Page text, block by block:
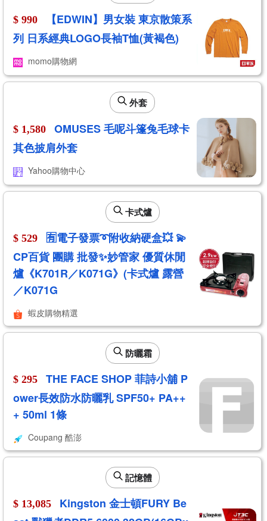
$ 990
【EDWIN】男女裝 東京散策系
列 日系經典LOGO長袖T恤(黃褐色)
momo購物網
外套
$ 1,580
OMUSES 毛呢斗篷兔毛球卡
其色披肩外套
Yahoo購物中心
卡式爐
$ 529
🈶電子發票➰附收納硬盒💥 💫
CP百貨 團購 批發✨妙管家 優質休閒
爐《K701R／K071G》(卡式爐 露營
／K071G
蝦皮購物精選
防曬霜
$ 295
THE FACE SHOP 菲詩小舖 P
ower長效防水防曬乳 SPF50+ PA++
+ 50ml 1條
Coupang 酷澎
記憶體
$ 13,085
Kingston 金士頓FURY Be